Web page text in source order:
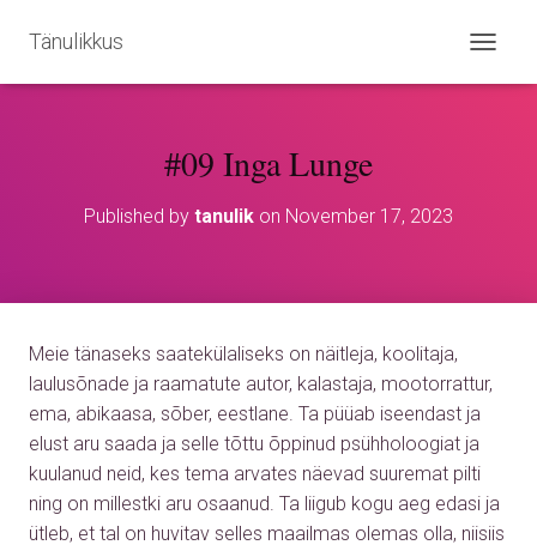
Tänulikkus
O
O
#09 Inga Lunge
Published by tanulik on November 17, 2023
Meie tänaseks saatekülaliseks on näitleja, koolitaja,
laulusõnade ja raamatute autor, kalastaja, mootorrattur,
ema, abikaasa, sõber, eestlane. Ta püüab iseendast ja
elust aru saada ja selle tõttu õppinud psühholoogiat ja
kuulanud neid, kes tema arvates näevad suuremat pilti
ning on millestki aru osaanud. Ta liigub kogu aeg edasi ja
ütleb, et tal on huvitav selles maailmas olemas olla, niisiis